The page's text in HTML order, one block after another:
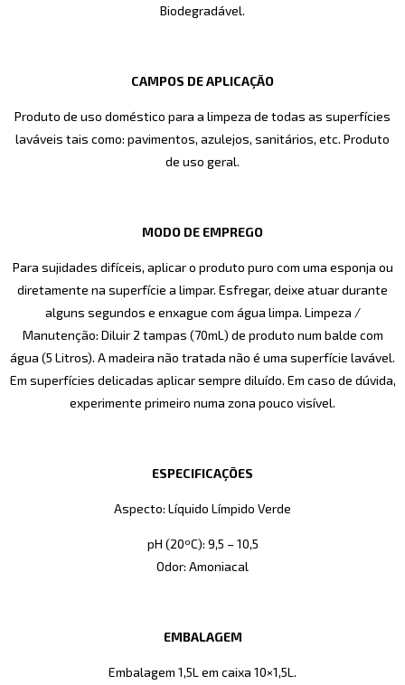
Biodegradável.
CAMPOS DE APLICAÇÃO
Produto de uso doméstico para a limpeza de todas as superfícies
laváveis tais como: pavimentos, azulejos, sanitários, etc. Produto
de uso geral.
MODO DE EMPREGO
Para sujidades difíceis, aplicar o produto puro com uma esponja ou
diretamente na superfície a limpar. Esfregar, deixe atuar durante
alguns segundos e enxague com água limpa. Limpeza /
Manutenção: Diluir 2 tampas (70mL) de produto num balde com
água (5 Litros). A madeira não tratada não é uma superfície lavável.
Em superfícies delicadas aplicar sempre diluído. Em caso de dúvida,
experimente primeiro numa zona pouco visível.
ESPECIFICAÇÕES
Aspecto: Líquido Límpido Verde
pH (20ºC): 9,5 – 10,5
Odor: Amoniacal
EMBALAGEM
Embalagem 1,5L em caixa 10×1,5L.